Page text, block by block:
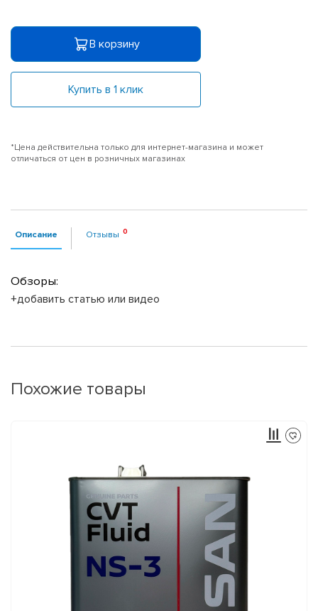
В корзину
Купить в 1 клик
*Цена действительна только для интернет-магазина и может
отличаться от цен в розничных магазинах
Описание Отзывы
Обзоры:
+добавить статью или видео
Похожие товары